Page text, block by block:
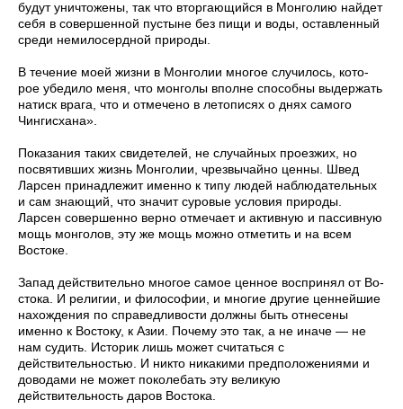
будут уничтожены, так что вторгающийся в Монголию найдет
себя в совершенной пустыне без пищи и воды, оставленный
среди немилосердной природы.
В течение моей жизни в Монголии многое случилось, кото­
рое убедило меня, что монголы вполне способны выдержать
на­тиск врага, что и отмечено в летописях о днях самого
Чингис­хана».
Показания таких свидетелей, не случайных проезжих, но
посвятивших жизнь Монголии, чрезвычайно ценны. Швед
Ларсен принадлежит именно к типу людей наблюдательных
и сам знающий, что значит суровые условия природы.
Ларсен совер­шенно верно отмечает и активную и пассивную
мощь монголов, эту же мощь можно отметить и на всем
Востоке.
Запад действительно многое самое ценное воспринял от Во­
стока. И религии, и философии, и многие другие ценнейшие
нахождения по справедливости должны быть отнесены
именно к Востоку, к Азии. Почему это так, а не иначе — не
нам судить. Историк лишь может считаться с
действительностью. И никто никакими предположениями и
доводами не может поколебать эту великую
действительность даров Востока.